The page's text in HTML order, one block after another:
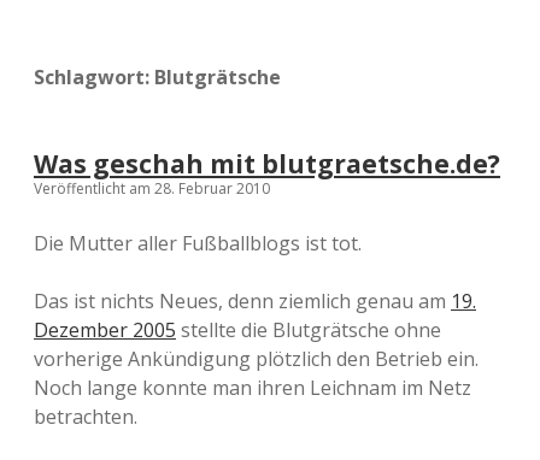
Schlagwort: Blutgrätsche
Was geschah mit blutgraetsche.de?
Veröffentlicht am 28. Februar 2010
Die Mutter aller Fußballblogs ist tot.
Das ist nichts Neues, denn ziemlich genau am 19.
Dezember 2005 stellte die Blutgrätsche ohne
vorherige Ankündigung plötzlich den Betrieb ein.
Noch lange konnte man ihren Leichnam im Netz
betrachten.